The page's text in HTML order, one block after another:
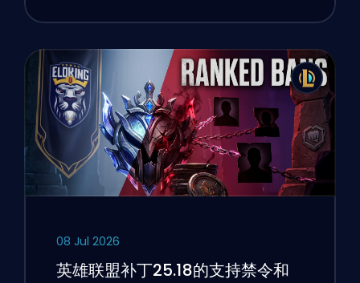
08 Jul 2026
英雄联盟补丁25.18的支持禁令和